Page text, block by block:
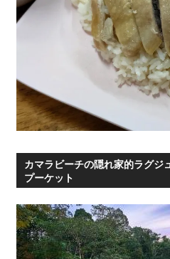
カマラビーチの隠れ家的ラグ
プーケット